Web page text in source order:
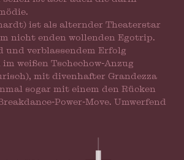
ist als alternder Theaterstar
nicht enden wollenden Egotrip.
und verblassendem Erfolg
weißen Tschechow-Anzug
mit divenhafter Grandezza
sogar mit einem den Rücken
Power-Move. Umwerfend